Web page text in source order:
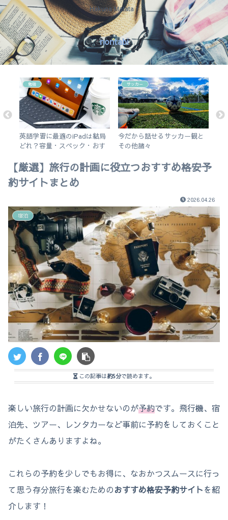
Hakuna Matata !
nontabi
勉強
英語学習に最適のiPadは結局
どれ？容量・スペック・おす
iPad 2019 vs iPad Air3】
サッカー
今だから話せるサッカー観と
その他諸々
【厳選】旅行の計画に役立つおすすめ格安予
約サイトまとめ
2026.04.26
宿泊
この記事は約5分で読めます。
楽しい旅行の計画に欠かせないのが予約です。飛行機、宿
泊先、ツアー、レンタカーなど事前に予約をしておくこと
がたくさんありますよね。
これらの予約を少しでもお得に、なおかつスムースに行っ
て思う存分旅行を楽むためのおすすめ格安予約サイトを紹
介します！